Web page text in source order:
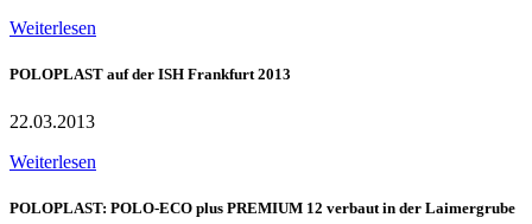
Weiterlesen
POLOPLAST auf der ISH Frankfurt 2013
22.03.2013
Weiterlesen
POLOPLAST: POLO-ECO plus PREMIUM 12 verbaut in der Laimergrube